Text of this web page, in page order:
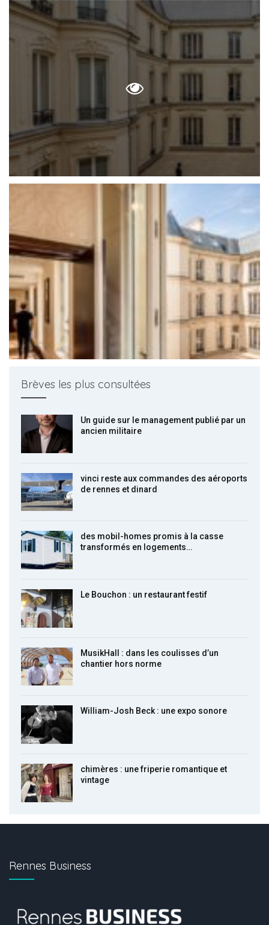
Brèves les plus consultées
Un guide sur le management publié par un
ancien militaire
vinci reste aux commandes des aéroports
de rennes et dinard
des mobil-homes promis à la casse
transformés en logements…
Le Bouchon : un restaurant festif
MusikHall : dans les coulisses d’un
chantier hors norme
William-Josh Beck : une expo sonore
chimères : une friperie romantique et
vintage
Rennes Business